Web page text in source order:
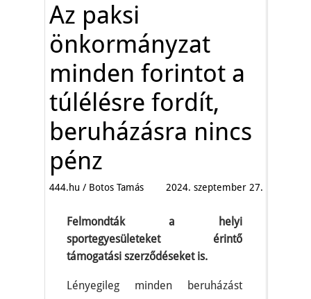
Az paksi
önkormányzat
minden forintot a
túlélésre fordít,
beruházásra nincs
pénz
444.hu / Botos Tamás 2024. szeptember 27.
Felmondták a helyi
sportegyesületeket érintő
támogatási szerződéseket is.
Lényegileg minden beruházást